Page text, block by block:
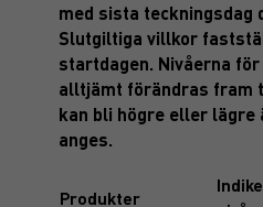
med sista teckningsdag
Slutgiltiga villkor
startdagen. Nivåerna
alltjämt förändras fram
kan bli högre eller lägre
anges.
Produkter